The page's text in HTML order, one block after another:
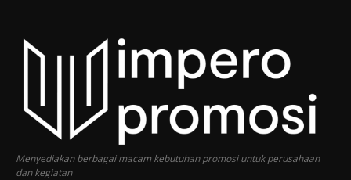
Menyediakan berbagai macam kebutuhan promosi untuk perusahaan
dan kegiatan